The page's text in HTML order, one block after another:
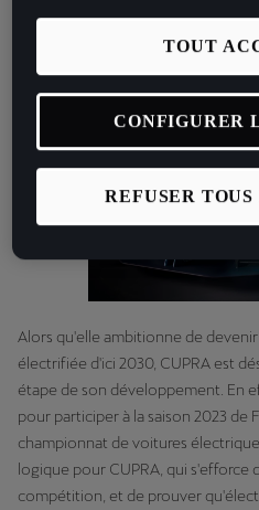
marque qui a de grandes
Alors qu'elle ambitionne de
électrifiée d'ici 2030, CUPRA est
étape de son développement. En
pour participer à la saison 2023 de
championnat de voitures
logique pour CUPRA, qui
compétition, et de prouver
REFUSER
TOUT
CONFIGURER